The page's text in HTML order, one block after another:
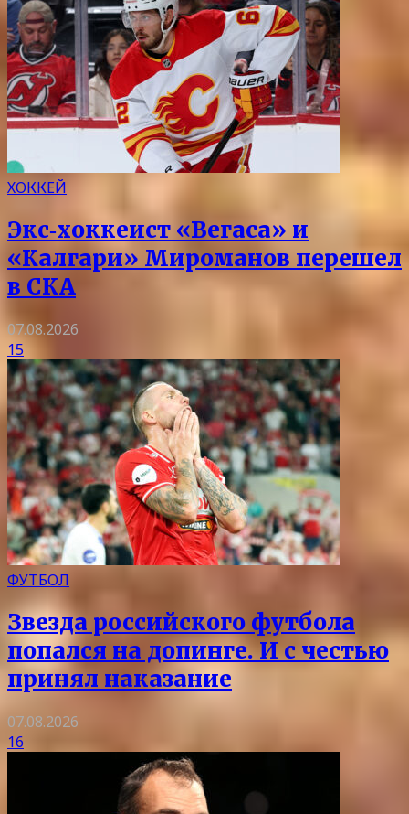
ХОККЕЙ
Экс‑хоккеист «Вегаса» и
«Калгари» Мироманов перешел
в СКА
07.08.2026
15
ФУТБОЛ
Звезда российского футбола
попался на допинге. И с честью
принял наказание
07.08.2026
16